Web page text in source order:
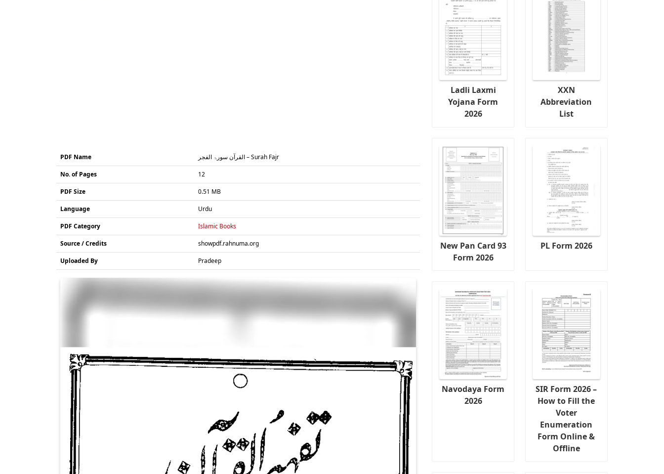
PDF Name القرآن سورۃ الفجر – Surah Fajr
No. of Pages 12
PDF Size 0.51 MB
Language Urdu
PDF Category Islamic Books
Source / Credits showpdf.rahnuma.org
Uploaded By Pradeep
Ladli Laxmi
Yojana Form
2026
XXN
Abbreviation
List
New Pan Card 93
Form 2026
PL Form 2026
Navodaya Form
2026
SIR Form 2026 –
How to Fill the
Voter
Enumeration
Form Online &
Offline